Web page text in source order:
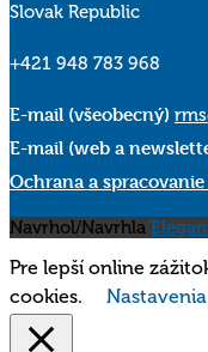
Slovak Republic
+421 948 783 968
E-mail (všeobecný)
E-mail (web a
Ochrana a
Navrhol/Navrhla
Pre lepší online
cookies.